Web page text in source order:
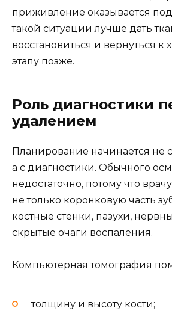
приживление оказывается
такой ситуации лучше дать
восстановиться и вернуться к
этапу позже.
Роль диагностики
удалением
Планирование начинается не
а с диагностики. Обычного
недостаточно, потому что
не только коронковую часть
костные стенки, пазухи,
скрытые очаги воспаления.
Компьютерная томография
толщину и высоту кости;